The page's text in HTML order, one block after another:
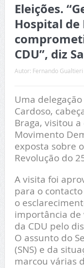
Eleições.
Hospital
CDU”, diz
Autor: Fernando Gualtieri
Uma
Cardoso,
Braga, visitou
Movimento
exposta sobre
Revolução do
A visita foi
para o
o
importância de
da CDU pelo
O assunto do
(SNS) e da
marcou várias